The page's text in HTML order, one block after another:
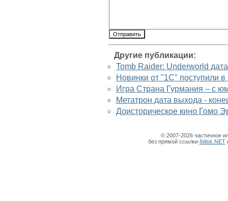
Другие публикации:
Tomb Raider: Underworld
Новинки от "1C" поступили
Игра Страна Гурмания – с
Метатрон дата выхода -
Доисторическое кино Гомо
© 2007-2026 частичное
без прямой ссылки 8disk.NET